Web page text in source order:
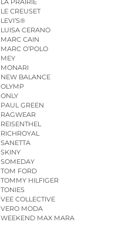
LE CREUSET
LEVI’S®
LUISA CERANO
MARC CAIN
MARC O’POLO
MEY
MONARI
NEW BALANCE
OLYMP
ONLY
PAUL GREEN
RAGWEAR
REISENTHEL
RICHROYAL
SANETTA
SKINY
SOMEDAY
TOM FORD
TOMMY HILFIGER
TONIES
VEE COLLECTIVE
VERO MODA
WEEKEND MAX MARA